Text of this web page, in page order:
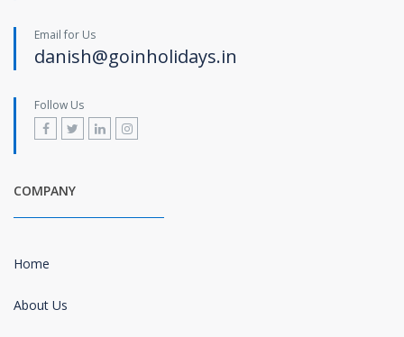
Email for Us
danish@goinholidays.in
Follow Us
COMPANY
Home
About Us